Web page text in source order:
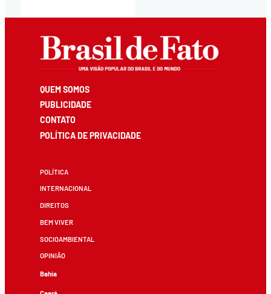
QUEM SOMOS
PUBLICIDADE
CONTATO
POLÍTICA DE PRIVACIDADE
POLÍTICA
INTERNACIONAL
DIREITOS
BEM VIVER
SOCIOAMBIENTAL
OPINIÃO
Bahia